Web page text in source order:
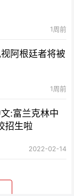
1周前
阿根廷者将被
1周前
:富兰克林中
招生啦
2022-02-14